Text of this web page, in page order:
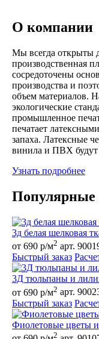
О компании
Мы всегда открыты
производственная
сосредоточены
производства и
объем материалов.
экологические
промышленное
печатает
запаха. Латексные
винила и ПВХ
Узнать подробнее
Популярные
3д белая шелковая
от 690 р/м2 арт.
Быстрый заказ
3Д тюльпаны и
от 690 р/м2 арт.
Быстрый заказ
Фиолетовые цветы
2